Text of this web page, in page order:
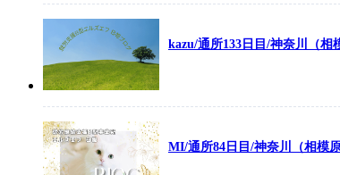
kazu/通所133日目/神奈川（相
MI/通所84日目/神奈川（相模